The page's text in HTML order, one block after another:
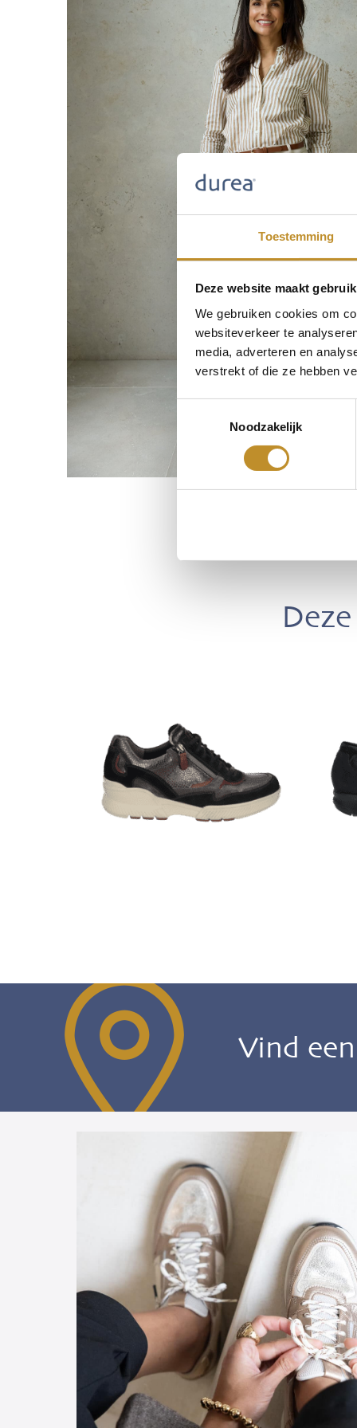
Toestemming
Deze website maakt
We gebruiken cookies om
websiteverkeer te
media, adverteren en
verstrekt of die ze hebben
Noodzakelijk
Vind